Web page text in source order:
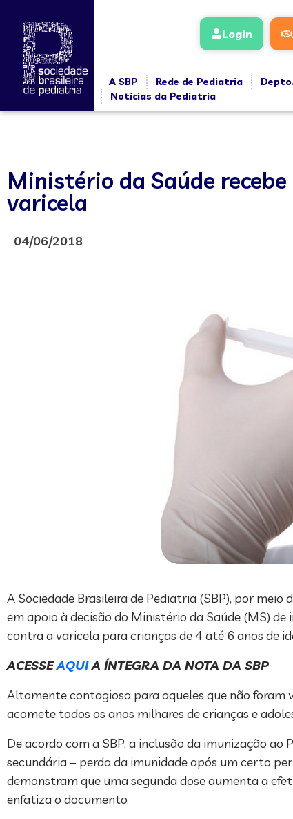
Login
A SBP Rede de Pediatria
Notícias da Pediatria
Ministério da Saúde
varicela
04/06/2018
A Sociedade Brasileira de Pediatria (SBP), por
em apoio à decisão do Ministério da Saúde (MS)
contra a varicela para crianças de 4 até 6 anos de
ACESSEAQUIA ÍNTEGRA DA NOTA DA SBP
Altamente contagiosa para aqueles que não foram
acomete todos os anos milhares de crianças e
De acordo com a SBP, a inclusão da imunização
secundária – perda da imunidade após um certo
demonstram que uma segunda dose aumenta a
enfatiza o documento.